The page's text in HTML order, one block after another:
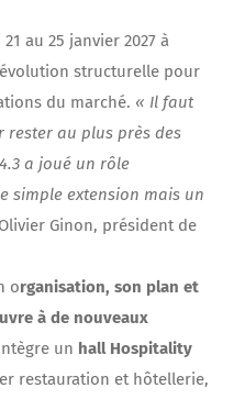
au 25 janvier 2027 à
structurelle pour
du marché. « Il faut
rester au plus près des
a joué un rôle
simple extension mais un
Ginon, président de
organisation, son plan et
à de nouveaux
un hall Hospitality
restauration et hôtellerie,